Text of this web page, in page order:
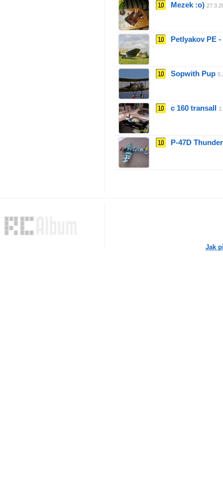
10 Mezek :o)
10 Petlyakov PE -
10 Sopwith Pup
10 c 160 transall
10 P-47D
Jak